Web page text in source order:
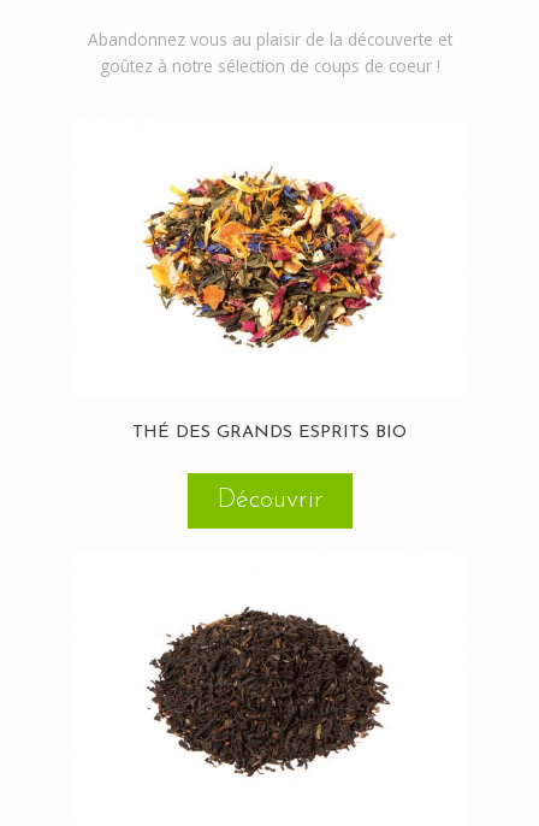
Abandonnez vous au plaisir de la découverte et
goûtez à notre sélection de coups de coeur !
THÉ DES GRANDS ESPRITS BIO
Découvrir